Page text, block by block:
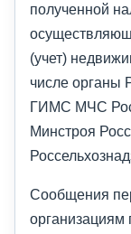
полученной
(учет)
числе органы
ГИМС МЧС
Минстроя
Сообщения
организациям